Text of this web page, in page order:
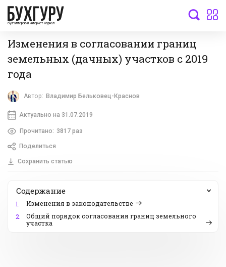
бухгалтерский интернет-журнал
Изменения в согласовании границ
земельных (дачных) участков с 2019
года
Автор: Владимир Бельковец-Краснов
Актуально на 31.07.2019
Прочитано: 3817 раз
Поделиться
Сохранить статью
Содержание
1.
Изменения в законодательстве
2.
Общий порядок согласования границ земельного
участка